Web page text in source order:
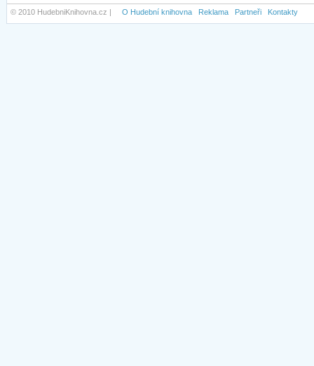
© 2010 HudebniKnihovna.cz | O Hudební knihovna Reklama Partneři Kontakty